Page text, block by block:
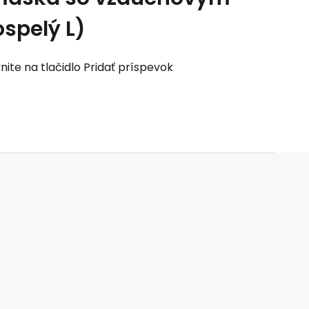
L)
na tlačidlo Pridať príspevok